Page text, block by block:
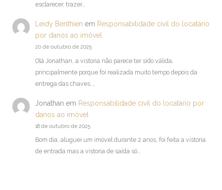
esclarecer, trazer…
Leidy Benthien em Responsabilidade civil do locatário
por danos ao imóvel
20 de outubro de 2025
Olá Jonathan, a vistoria não parece ter sido válida,
principalmente porque foi realizada muito tempo depois da
entrega das chaves.…
Jonathan em Responsabilidade civil do locatário por
danos ao imóvel
18 de outubro de 2025
Bom dia, aluguei um imóvel durante 2 anos, foi feita a vistoria
de entrada mas a vistoria de saída só…